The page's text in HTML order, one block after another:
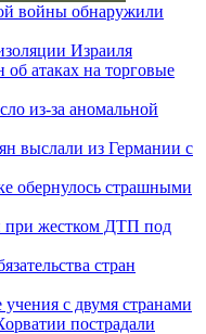
войны обнаружили
Израиля
атаках на торговые
из-за аномальной
выслали из Германии с
обернулось страшными
при жестком ДТП под
стран
с двумя странами
пострадали